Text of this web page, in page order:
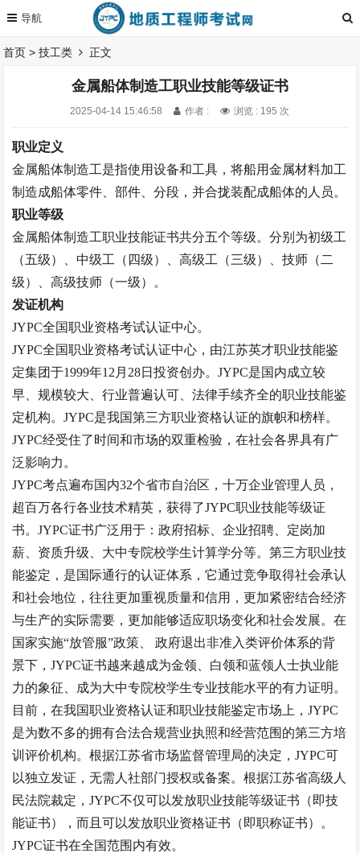
首页 >技工类 正文
金属船体制造工职业技能等级证书
2025-04-14 15:46:58 作者 : 浏览 : 195 次
职业定义
金属船体制造工是指使用设备和工具，将船用金属材料加工
制造成船体零件、部件、分段，并合拢装配成船体的人员。
职业等级
金属船体制造工职业技能证书共分五个等级。分别为初级工
（五级）、中级工（四级）、高级工（三级）、技师（二
级）、高级技师（一级）。
发证机构
JYPC全国职业资格考试认证中心。
JYPC全国职业资格考试认证中心，由江苏英才职业技能鉴
定集团于1999年12月28日投资创办。JYPC是国内成立较
早、规模较大、行业普遍认可、法律手续齐全的职业技能鉴
定机构。JYPC是我国第三方职业资格认证的旗帜和榜样。
JYPC经受住了时间和市场的双重检验，在社会各界具有广
泛影响力。
JYPC考点遍布国内32个省市自治区，十万企业管理人员，
超百万各行各业技术精英，获得了JYPC职业技能等级证
书。JYPC证书广泛用于：政府招标、企业招聘、定岗加
薪、资质升级、大中专院校学生计算学分等。第三方职业技
能鉴定，是国际通行的认证体系，它通过竞争取得社会承认
和社会地位，往往更加重视质量和信用，更加紧密结合经济
与生产的实际需要，更加能够适应职场变化和社会发展。在
国家实施“放管服”政策、
政府退出非准入类评价体系的背
景下，JYPC证书越来越成为金领、白领和蓝领人士执业能
力的象征、成为大中专院校学生专业技能水平的有力证明。
目前，在我国职业资格认证和职业技能鉴定市场上，JYPC
是为数不多的拥有合法合规营业执照和经营范围的第三方培
训评价机构。根据江苏省市场监督管理局的决定，JYPC可
以独立发证，无需人社部门授权或备案。根据江苏省高级人
民法院裁定，JYPC不仅可以发放职业技能等级证书（即技
能证书），而且可以发放职业资格证书（即职称证书）。
JYPC证书在全国范围内有效。